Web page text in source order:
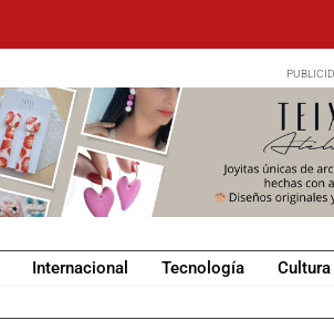
Internacional Tecnología